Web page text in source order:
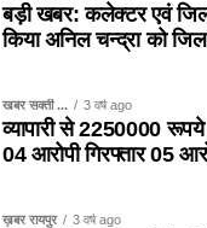
बड़ी खबर: कलेक्टर एवं
किया अनिल चन्द्रा को
खबर सक्ती ... 3 वर्ष ago
व्यापारी से 2250000
04 आरोपी गिरफ्तार 05
ख़बर रायपुर 3 वर्ष ago